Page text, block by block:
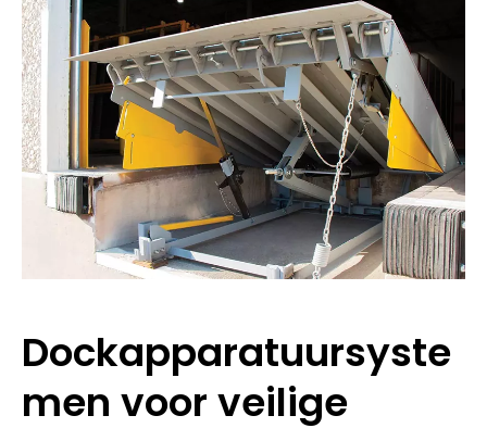
Dockapparatuursyste
men voor veilige